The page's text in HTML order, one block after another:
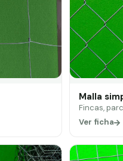
Malla
Fincas,
Ver ficha